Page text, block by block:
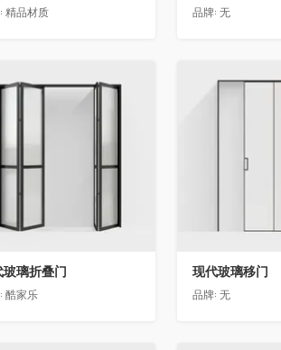
精品材质 品牌: 无
收藏
玻璃折叠门
酷家乐
收藏
现代玻璃移门
品牌: 无